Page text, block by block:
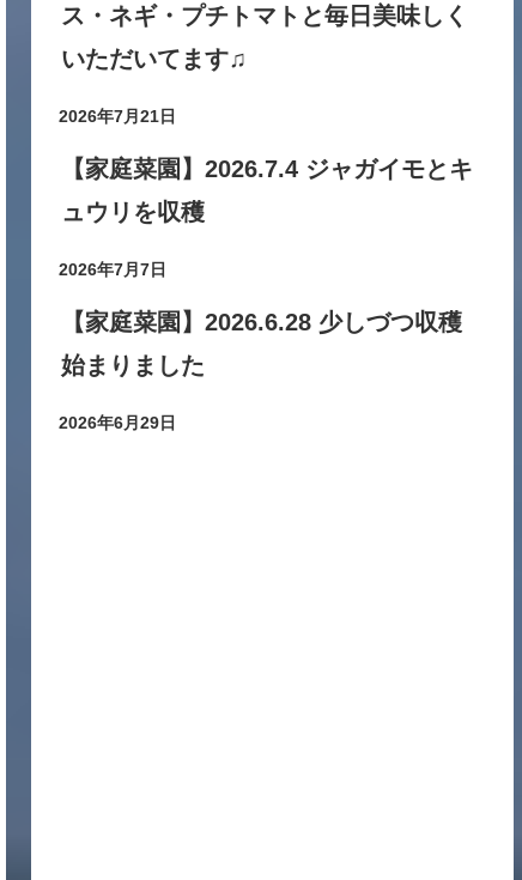
ス・ネギ・プチトマトと毎日美味しく
いただいてます♫
2026年7月21日
【家庭菜園】2026.7.4 ジャガイモとキ
ュウリを収穫
2026年7月7日
【家庭菜園】2026.6.28 少しづつ収穫
始まりました
2026年6月29日